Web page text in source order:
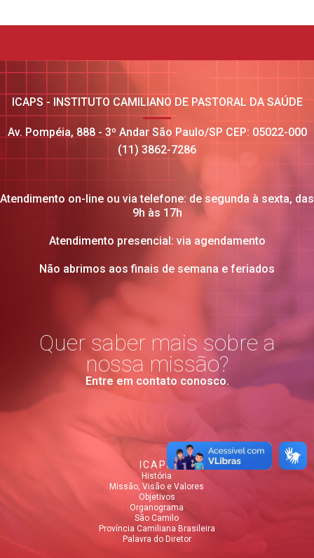
ICAPS - INSTITUTO CAMILIANO DE PASTORAL DA SAÚDE
Av. Pompéia, 888 - 3º Andar São Paulo/SP CEP: 05022-000
(11) 3862-7286
Atendimento on-line ou via telefone: de segunda à sexta, das
9h às 17h
Atendimento presencial: via agendamento
Não abrimos aos finais de semana e feriados
Quer saber mais sobre a
nossa missão?
Entre em contato conosco.
ICAPS
História
Missão, Visão e Valores
Objetivos
Organograma
São Camilo
Província Camiliana Brasileira
Palavra do Diretor